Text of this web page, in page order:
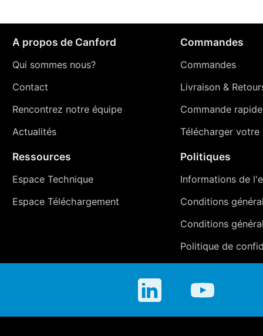
A propos de Canford
Qui sommes nous?
Contact
Rencontrez notre équipe
Actualités
Commandes
Commandes
Livraison&
Commande rapide
Télécharger votre
Ressources
Espace Technique
Espace Téléchargement
Politiques
Informations de
Conditions
Conditions
Politique de